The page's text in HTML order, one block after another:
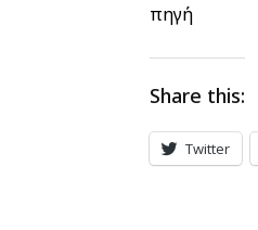
πηγή
Share this:
Twitter